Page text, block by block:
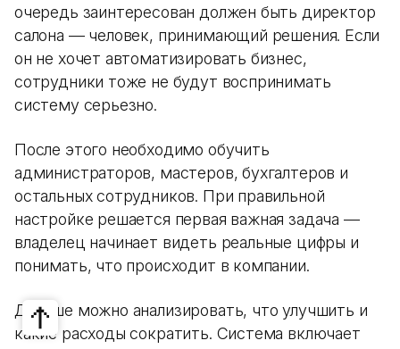
очередь заинтересован должен быть директор
салона — человек, принимающий решения. Если
он не хочет автоматизировать бизнес,
сотрудники тоже не будут воспринимать
систему серьезно.
После этого необходимо обучить
администраторов, мастеров, бухгалтеров и
остальных сотрудников. При правильной
настройке решается первая важная задача —
владелец начинает видеть реальные цифры и
понимать, что происходит в компании.
Дальше можно анализировать, что улучшить и
какие расходы сократить. Система включает